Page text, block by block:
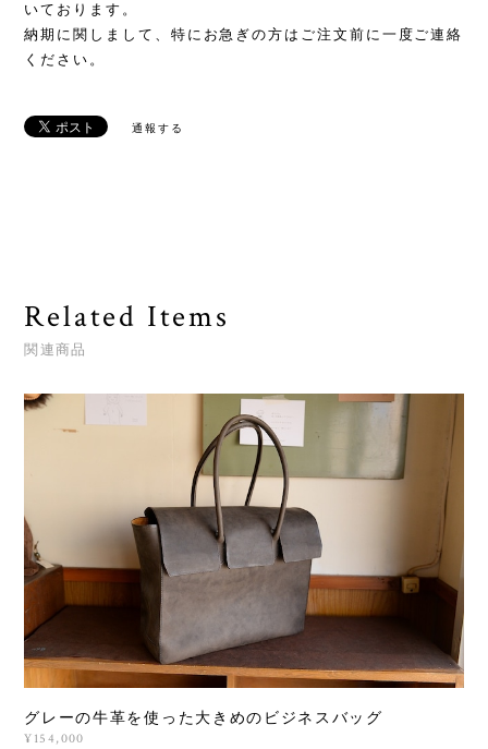
いております。
納期に関しまして、特にお急ぎの方はご注文前に一度ご連絡
ください。
通報する
Related Items
関連商品
グレーの牛革を使った大きめのビジネスバッグ
¥154,000